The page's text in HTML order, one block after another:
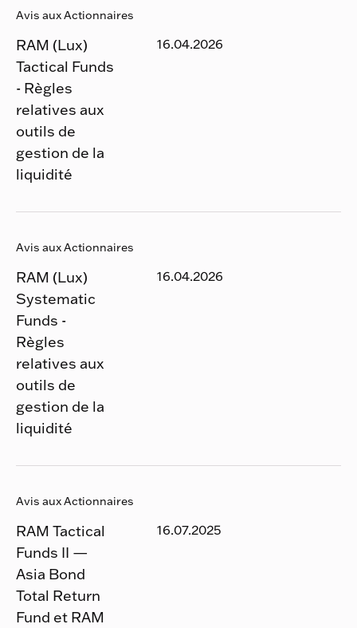
Avis aux Actionnaires
RAM (Lux)
Tactical Funds
- Règles
relatives aux
outils de
gestion de la
liquidité
16.04.2026
Avis aux Actionnaires
RAM (Lux)
Systematic
Funds -
Règles
relatives aux
outils de
gestion de la
liquidité
16.04.2026
Avis aux Actionnaires
RAM Tactical
Funds II —
Asia Bond
Total Return
Fund et RAM
16.07.2025